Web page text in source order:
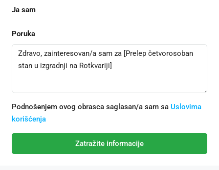
Ja sam
Poruka
Podnošenjem ovog obrasca saglasan/a sam sa Uslovima
korišćenja
Zatražite informacije